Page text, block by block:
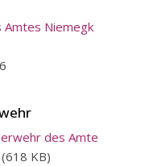
Amtes Niemegk
des Amte
(618 KB)